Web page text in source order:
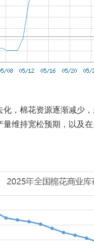
化，棉花资源逐渐减少
维持宽松预期，以及